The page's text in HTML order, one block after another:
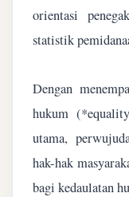
orientasi
statistik
Dengan
hukum
utama,
hak-hak
bagi kedaulatan